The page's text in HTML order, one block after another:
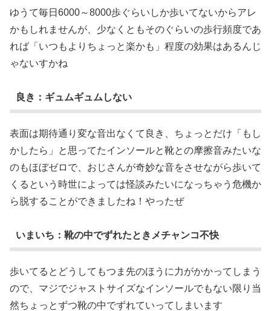
ゆうて毎日6000～8000歩ぐらいしか歩いてないからアレ
かもしれませんが、少なくともそのぐらいの歩行頻度であ
れば「いつもよりちょっと楽かも」程度の効果はあるんじ
ゃないすかね
良き：ギュムギュムしない
表面は期待通り変な音出なくて良き、ちょっとだけ「もし
かしたら」と思ってたインソールと靴との摩擦音みたいな
のもほぼゼロで、おじさんが奇妙な音をさせながら歩いて
くるという時世によっては怪談みたいになっちゃう危機か
ら脱することができましたね！やったぜ
いまいち：靴の中でずれたときメチャンコ不快
歩いてるとどうしてもつま先のほうに力がかかってしまう
ので、マジでジャストサイズなインソールでもない限り当
然ちょっとずつ靴の中でずれていってしまいます